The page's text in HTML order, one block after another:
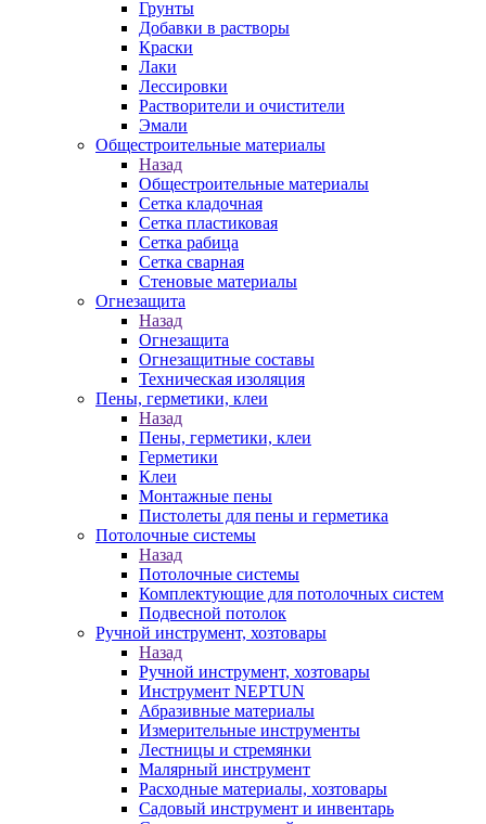
Грунты
Добавки в растворы
Краски
Лаки
Лессировки
Растворители и очистители
Эмали
Общестроительные материалы
Назад
Общестроительные материалы
Сетка кладочная
Сетка пластиковая
Сетка рабица
Сетка сварная
Стеновые материалы
Огнезащита
Назад
Огнезащита
Огнезащитные составы
Техническая изоляция
Пены, герметики, клеи
Назад
Пены, герметики, клеи
Герметики
Клеи
Монтажные пены
Пистолеты для пены и герметика
Потолочные системы
Назад
Потолочные системы
Комплектующие для потолочных систем
Подвесной потолок
Ручной инструмент, хозтовары
Назад
Ручной инструмент, хозтовары
Инструмент NEPTUN
Абразивные материалы
Измерительные инструменты
Лестницы и стремянки
Малярный инструмент
Расходные материалы, хозтовары
Садовый инструмент и инвентарь